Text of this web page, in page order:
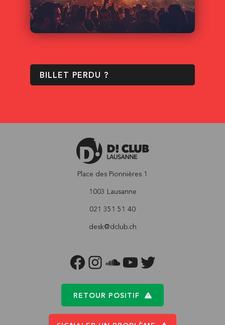
BILLET PERDU ?
Place des Pionnières 1
1003 Lausanne
021 351 51 40
desk@dclub.ch
FACEBOOKINSTAGRAM
SOUNDCLOUD
YOUTUBETWITTER
RETOUR POSITIF